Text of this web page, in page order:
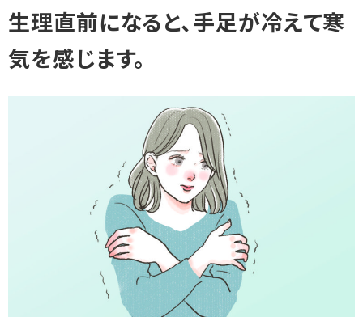
生理直前になると、手足が冷えて寒
気を感じます。